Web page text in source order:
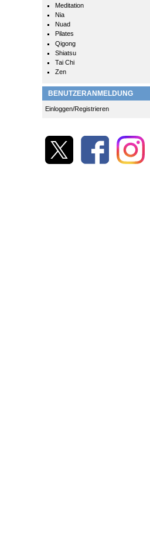
Meditation
Nia
Nuad
Pilates
Qigong
Shiatsu
Tai Chi
Zen
BENUTZERANMELDUNG
Einloggen/Registrieren